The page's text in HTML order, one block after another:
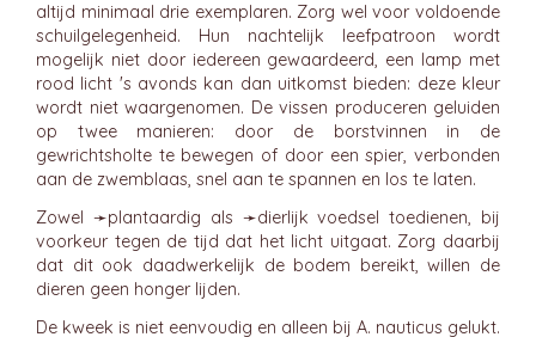
altijd minimaal drie exemplaren. Zorg wel voor voldoende
schuilgelegenheid. Hun nachtelijk leefpatroon wordt
mogelijk niet door iedereen gewaardeerd, een lamp met
rood licht 's avonds kan dan uitkomst bieden: deze kleur
wordt niet waargenomen. De vissen produceren geluiden
op twee manieren: door de borstvinnen in de
gewrichtsholte te bewegen of door een spier, verbonden
aan de zwemblaas, snel aan te spannen en los te laten.
Zowel ➛plantaardig als ➛dierlijk voedsel toedienen, bij
voorkeur tegen de tijd dat het licht uitgaat. Zorg daarbij
dat dit ook daadwerkelijk de bodem bereikt, willen de
dieren geen honger lijden.
De kweek is niet eenvoudig en alleen bij A. nauticus gelukt.